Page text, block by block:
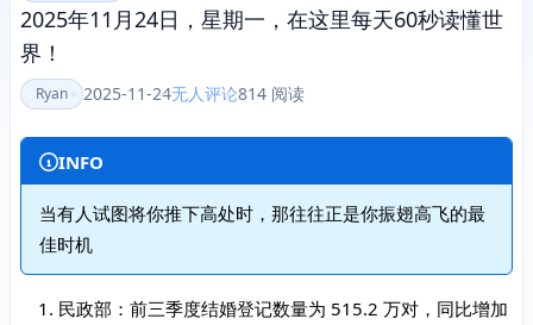
2025年11月24日，星期一，在这里每天60秒读懂世
界！
Ryan 2025-11-24无人评论814 阅读
INFO
当有人试图将你推下高处时，那往往正是你振翅高飞的最
佳时机
民政部：前三季度结婚登记数量为 515.2 万对，同比增加